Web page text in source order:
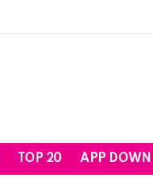
TOP 20 APP